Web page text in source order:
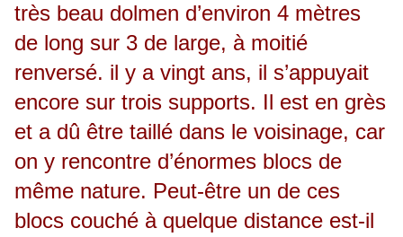
très beau dolmen d’environ 4 mètres
de long sur 3 de large, à moitié
renversé. il y a vingt ans, il s’appuyait
encore sur trois supports. Il est en grès
et a dû être taillé dans le voisinage, car
on y rencontre d’énormes blocs de
même nature. Peut-être un de ces
blocs couché à quelque distance est-il